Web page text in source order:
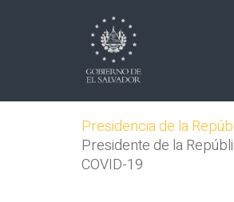
Presidencia de la
Presidente de la
COVID-19